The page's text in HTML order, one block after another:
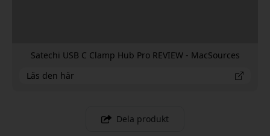
Satechi USB C Clamp Hub Pro REVIEW - MacSources
Läs den här
Dela produkt